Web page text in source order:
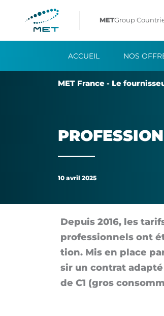
Professionnels
:
comprendre
METGroup
ACCUEIL NOS
MET France - Le
10 avril 2025
De­puis 2016, les
pro­fes­sion­nels ont
tion. Mis en place
sir un contrat
de C1 (gros